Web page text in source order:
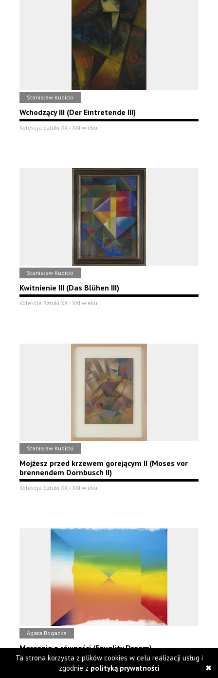
Stanisław Kubicki
Wchodzący III (Der Eintretende III)
Kolekcja Sztuki XX i XXI wieku
Stanisław Kubicki
Kwitnienie III (Das Blühen III)
Kolekcja Sztuki XX i XXI wieku
Stanisław Kubicki
Mojżesz przed krzewem gorejącym II (Moses vor
brennendem Dornbusch II)
Kolekcja Sztuki XX i XXI wieku
Agata Bogacka
Marzenie o równości (Equality Dream)
Kolekcja Sztuki XX i XXI wieku
Ta strona korzysta z plików cookies w celu realizacji usług i
zgodnie z polityką prywatności